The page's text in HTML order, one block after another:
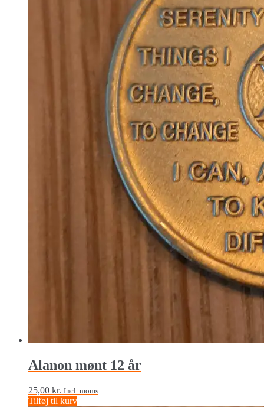
Alanon mønt 12 år
25,00 kr. Incl. moms
Tilføj til kurv